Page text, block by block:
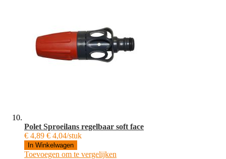
Polet Sproeilans regelbaar soft face
€ 4,89 € 4,04/stuk
In Winkelwagen
Toevoegen om te vergelijken